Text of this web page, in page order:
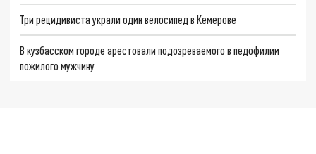
Три рецидивиста украли один велосипед в Кемерове
В кузбасском городе арестовали подозреваемого в педофилии
пожилого мужчину